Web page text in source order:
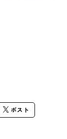
ポスト